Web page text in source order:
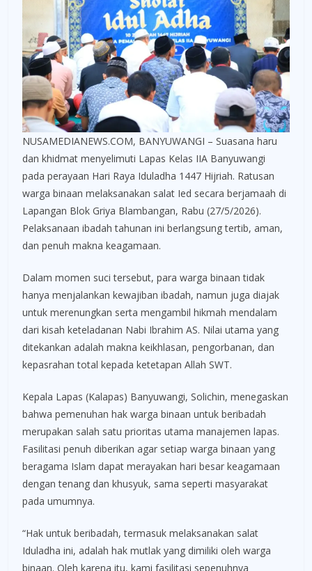
NUSAMEDIANEWS.COM, BANYUWANGI – Suasana haru
dan khidmat menyelimuti Lapas Kelas IIA Banyuwangi
pada perayaan Hari Raya Iduladha 1447 Hijriah. Ratusan
warga binaan melaksanakan salat Ied secara berjamaah di
Lapangan Blok Griya Blambangan, Rabu (27/5/2026).
Pelaksanaan ibadah tahunan ini berlangsung tertib, aman,
dan penuh makna keagamaan.
Dalam momen suci tersebut, para warga binaan tidak
hanya menjalankan kewajiban ibadah, namun juga diajak
untuk merenungkan serta mengambil hikmah mendalam
dari kisah keteladanan Nabi Ibrahim AS. Nilai utama yang
ditekankan adalah makna keikhlasan, pengorbanan, dan
kepasrahan total kepada ketetapan Allah SWT.
Kepala Lapas (Kalapas) Banyuwangi, Solichin, menegaskan
bahwa pemenuhan hak warga binaan untuk beribadah
merupakan salah satu prioritas utama manajemen lapas.
Fasilitasi penuh diberikan agar setiap warga binaan yang
beragama Islam dapat merayakan hari besar keagamaan
dengan tenang dan khusyuk, sama seperti masyarakat
pada umumnya.
“Hak untuk beribadah, termasuk melaksanakan salat
Iduladha ini, adalah hak mutlak yang dimiliki oleh warga
binaan. Oleh karena itu, kami fasilitasi sepenuhnya